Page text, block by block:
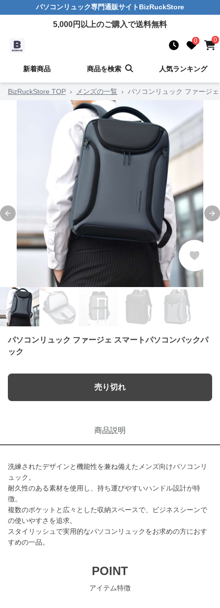
パソコンリュック専門通販サイト BizRuckStore
5,000円以上のご購入で送料無料
0 0
新着商品 商品を検索 人気ランキング
BizRuckStore TOP › メンズの一覧 › パソコンリュック ファージ
Previous slide
パソコンリュック ファージェ スマートパソコンバックパ
ック
売り切れ
商品説明
洗練されたデザインと機能性を兼ね備えたメンズ向けパソコンリ
ュック。
耐久性のある素材を使用し、持ち運びやすいハンドル設計が特
徴。
複数のポケットと広々とした収納スペースで、ビジネスシーンで
の使いやすさを追求。
スタイリッシュで実用的なパソコンリュックをお求めの方におす
すめの一品。
POINT
アイテム特徴